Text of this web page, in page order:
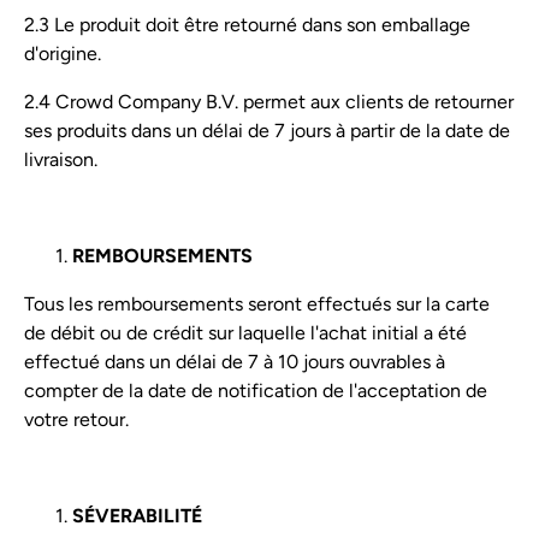
2.3 Le produit doit être retourné dans son emballage
d'origine.
2.4 Crowd Company B.V. permet aux clients de retourner
ses produits dans un délai de 7 jours à partir de la date de
livraison.
REMBOURSEMENTS
Tous les remboursements seront effectués sur la carte
de débit ou de crédit sur laquelle l'achat initial a été
effectué dans un délai de 7 à 10 jours ouvrables à
compter de la date de notification de l'acceptation de
votre retour.
SÉVERABILITÉ